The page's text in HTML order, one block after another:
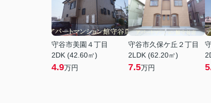
守谷市美園４丁目
2DK (42.60㎡)
4.9万円
守谷市久保ケ丘２丁目
2LDK (62.20㎡)
7.5万円